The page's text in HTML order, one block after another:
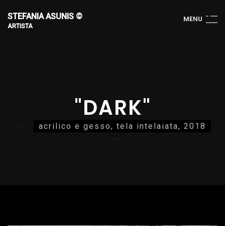
STEFANIA ASUNIS ©
ARTISTA
MENU
"DARK"
acrilico e gesso, tela intelaiata, 2018